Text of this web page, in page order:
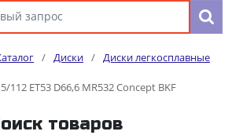
/ Диски / Диски легкосплавные
112 ET53 D66,6 MR532 Concept BKF
товаров